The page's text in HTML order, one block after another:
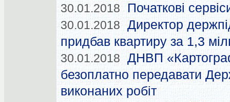
30.01.2018 Початкові
30.01.2018 Директор
придбав квартиру за 1,3
30.01.2018 ДНВП
безоплатно передавати
виконаних робіт